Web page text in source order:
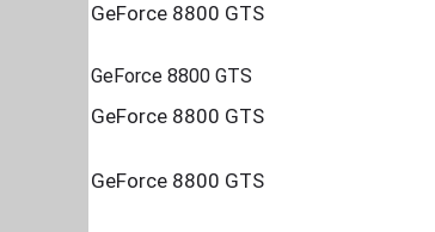
GeForce 8800 GTS
GeForce 8800 GTS
GeForce 8800 GTS
GeForce 8800 GTS